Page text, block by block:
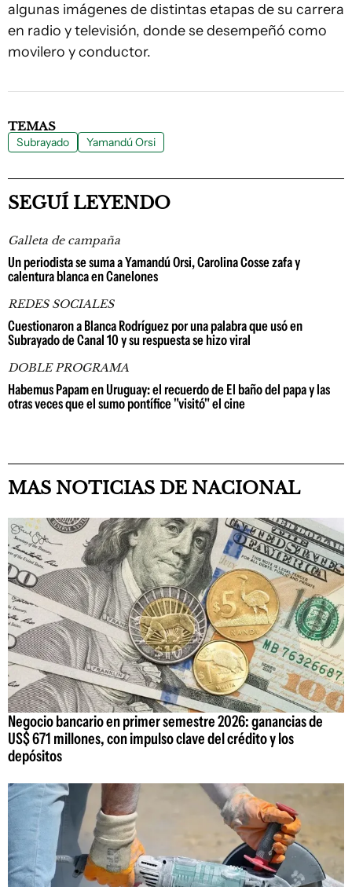
algunas imágenes de distintas etapas de su carrera
en radio y televisión, donde se desempeñó como
movilero y conductor.
TEMAS
Subrayado Yamandú Orsi
SEGUÍ LEYENDO
Galleta de campaña
Un periodista se suma a Yamandú Orsi, Carolina Cosse zafa y
calentura blanca en Canelones
REDES SOCIALES
Cuestionaron a Blanca Rodríguez por una palabra que usó en
Subrayado de Canal 10 y su respuesta se hizo viral
DOBLE PROGRAMA
Habemus Papam en Uruguay: el recuerdo de El baño del papa y las
otras veces que el sumo pontífice "visitó" el cine
MAS NOTICIAS DE NACIONAL
Negocio bancario en primer semestre 2026: ganancias de
US$ 671 millones, con impulso clave del crédito y los
depósitos